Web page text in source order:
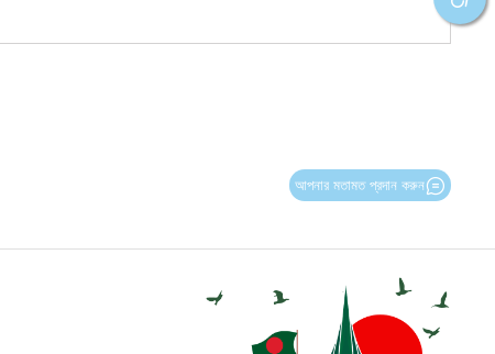
আপনার মতামত প্রদান করুন